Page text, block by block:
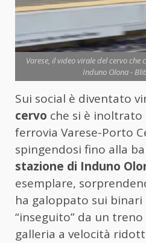
Varese, il video virale del cervo
Induno Olona -
Sui social è diventato
cervo che si è
ferrovia Varese-Porto
spingendosi fino alla
stazione di Induno
esemplare,
ha galoppato sui binari
“inseguito” da un
galleria a velocità